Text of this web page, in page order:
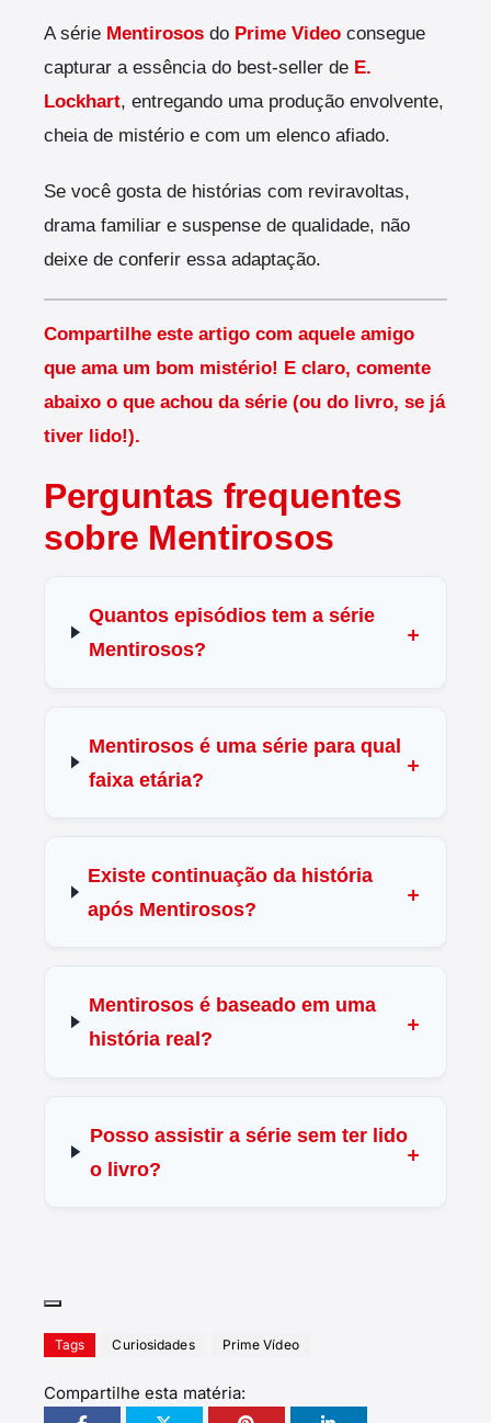
A série Mentirosos do Prime Video consegue
capturar a essência do best-seller de E.
Lockhart, entregando uma produção envolvente,
cheia de mistério e com um elenco afiado.
Se você gosta de histórias com reviravoltas,
drama familiar e suspense de qualidade, não
deixe de conferir essa adaptação.
Compartilhe este artigo com aquele amigo
que ama um bom mistério! E claro, comente
abaixo o que achou da série (ou do livro, se já
tiver lido!).
Perguntas frequentes
sobre Mentirosos
Quantos episódios tem a série
Mentirosos?
Mentirosos é uma série para qual
faixa etária?
Existe continuação da história
após Mentirosos?
Mentirosos é baseado em uma
história real?
Posso assistir a série sem ter lido
o livro?
Tags Curiosidades Prime Vídeo
Compartilhe esta matéria: